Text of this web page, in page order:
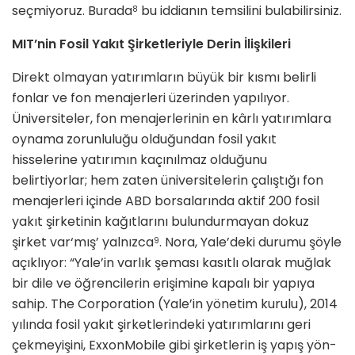
seçmiyoruz. Burada8 bu iddia­nın temsilini bulabilirsiniz.
MIT’nin Fosil Yakıt Şirketleriyle Derin İlişkileri
Direkt olmayan yatırımların büyük bir kısmı belirli
fonlar ve fon menajerleri üzerinden yapılıyor.
Üniversiteler, fon menajerlerinin en kârlı yatırımlara
oy­nama zorunluluğu olduğundan fosil yakıt
hisselerine yatırımın kaçınılmaz olduğunu
belirtiyorlar; hem zaten üni­versitelerin çalıştığı fon
menajerleri içinde ABD borsalarında aktif 200 fosil
yakıt şirketinin kağıtlarını bulun­durmayan dokuz
şirket var‘mış’ yal­nızca9. Nora, Yale’deki durumu şöyle
açıklıyor: “Yale’in varlık şeması kasıtlı olarak muğlak
bir dile ve öğrencilerin erişimine kapalı bir yapıya
sahip. The Corporation (Yale’in yönetim kurulu), 2014
yılında fosil yakıt şirketlerindeki yatırımlarını geri
çekmeyişini, Exxon­Mobile gibi şirketlerin iş yapış yön­